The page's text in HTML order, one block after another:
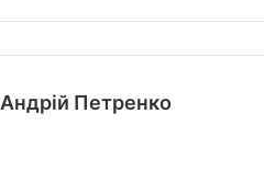
Андрій Петренко